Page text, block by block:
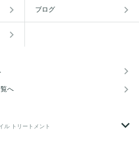
ブログ
へ
ル トリートメント